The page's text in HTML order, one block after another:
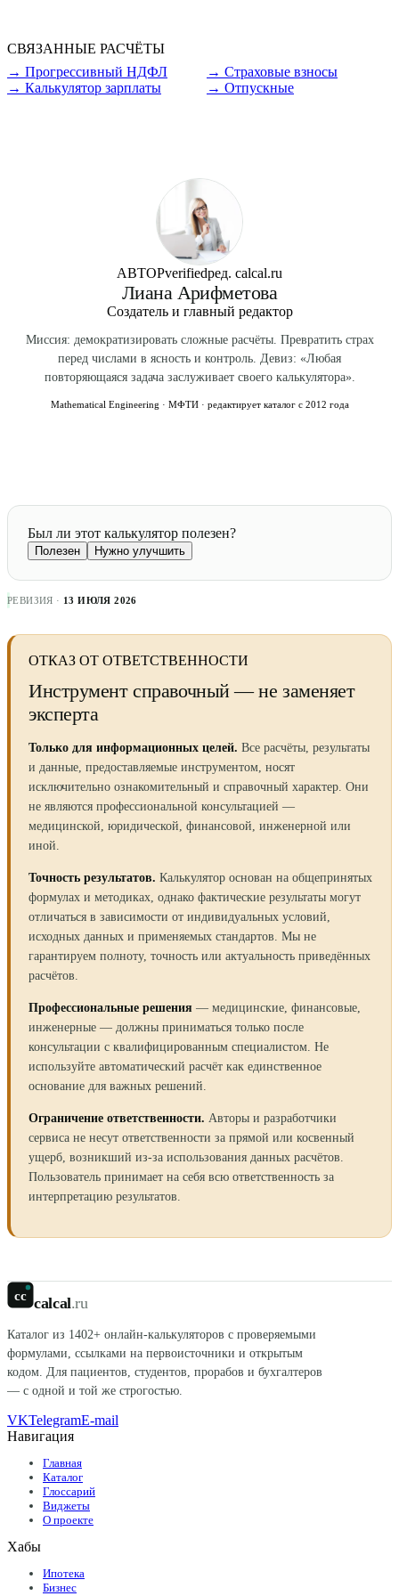
надбавка до 80% за 5 лет. На gross 55 000 ₽ → 168 300 ₽.
СВЯЗАННЫЕ РАСЧЁТЫ
→ Прогрессивный НДФЛ
→ Калькулятор зарплаты
→ Страховые взносы
→ Отпускные
АВТОРverifiedред. calcal.ru
Лиана Арифметова
Создатель и главный редактор
Миссия: демократизировать сложные расчёты. Превратить страх
перед числами в ясность и контроль. Девиз: «Любая
повторяющаяся задача заслуживает своего калькулятора».
Mathematical Engineering · МФТИ · редактирует каталог с 2012 года
Был ли этот калькулятор полезен?
Полезен Нужно улучшить
РЕВИЗИЯ · 13 ИЮЛЯ 2026
ОТКАЗ ОТ ОТВЕТСТВЕННОСТИ
Инструмент справочный — не заменяет
эксперта
Только для информационных целей. Все расчёты, результаты
и данные, предоставляемые инструментом, носят
исключительно ознакомительный и справочный характер. Они
не являются профессиональной консультацией —
медицинской, юридической, финансовой, инженерной или
иной.
Точность результатов. Калькулятор основан на общепринятых
формулах и методиках, однако фактические результаты могут
отличаться в зависимости от индивидуальных условий,
исходных данных и применяемых стандартов. Мы не
гарантируем полноту, точность или актуальность приведённых
расчётов.
Профессиональные решения — медицинские, финансовые,
инженерные — должны приниматься только после
консультации с квалифицированным специалистом. Не
используйте автоматический расчёт как единственное
основание для важных решений.
Ограничение ответственности. Авторы и разработчики
сервиса не несут ответственности за прямой или косвенный
ущерб, возникший из-за использования данных расчётов.
Пользователь принимает на себя всю ответственность за
интерпретацию результатов.
cc calcal.ru
Каталог из 1402+ онлайн-калькуляторов с проверяемыми
формулами, ссылками на первоисточники и открытым
кодом. Для пациентов, студентов, прорабов и бухгалтеров
— с одной и той же строгостью.
VKTelegramE-mail
Навигация
Главная
Каталог
Глоссарий
Виджеты
О проекте
Хабы
Ипотека
Бизнес